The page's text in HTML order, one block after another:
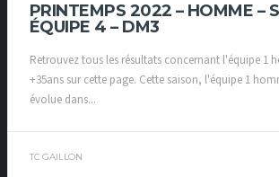
PRINTEMPS 2022 – HOMME –
ÉQUIPE 4 – DM3
Retrouvez tous les résultats concernant l'équipe 1
+35ans sur cette page. Cette saison, l'équipe 1
évolue dans...
TC GAILLON